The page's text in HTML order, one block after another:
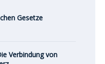
Gesetze
Verbindung von